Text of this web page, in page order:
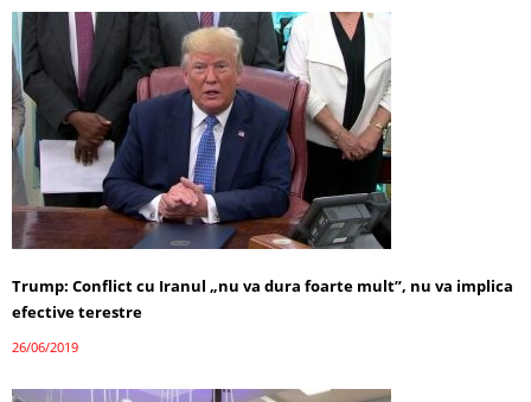
Trump: Conflict cu Iranul „nu va dura foarte mult”, nu va implica
efective terestre
26/06/2019